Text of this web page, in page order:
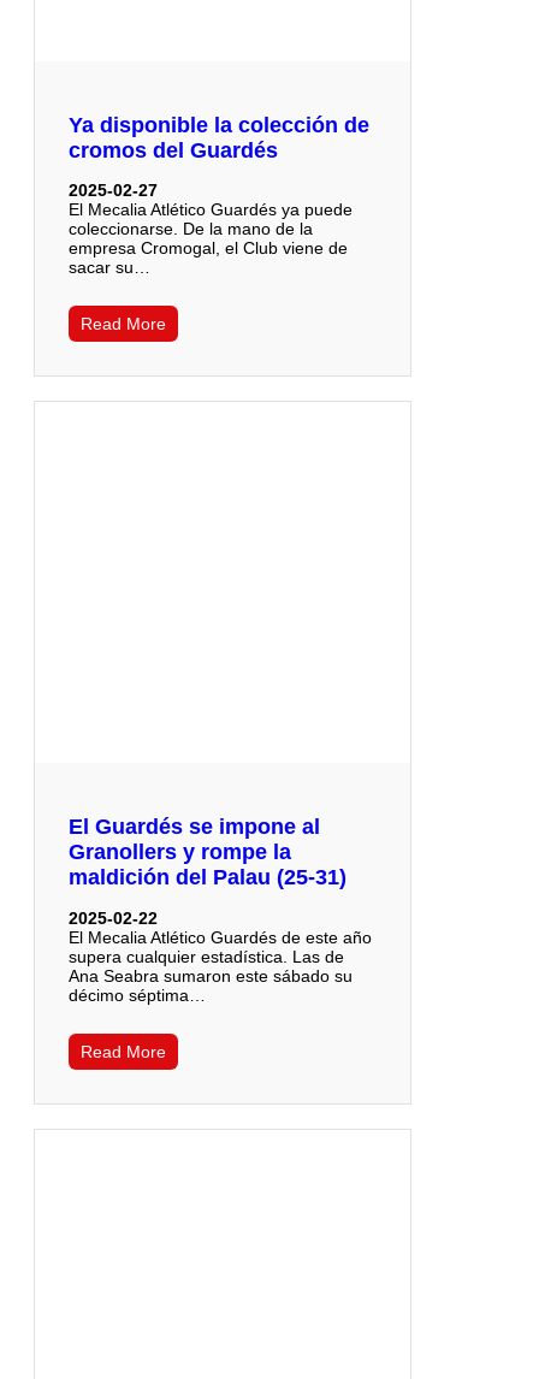
Ya disponible la colección de
cromos del Guardés
2025-02-27
El Mecalia Atlético Guardés ya puede
coleccionarse. De la mano de la
empresa Cromogal, el Club viene de
sacar su…
Read More
El Guardés se impone al
Granollers y rompe la
maldición del Palau (25-31)
2025-02-22
El Mecalia Atlético Guardés de este año
supera cualquier estadística. Las de
Ana Seabra sumaron este sábado su
décimo séptima…
Read More